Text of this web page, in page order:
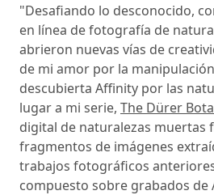
"Desafiando lo desconocido,
en línea de fotografía de
abrieron nuevas vías de
de mi amor por la
descubierta Affinity por las
lugar a mi serie, The Dürer
digital de naturalezas muertas
fragmentos de imágenes
trabajos fotográficos
compuesto sobre grabados